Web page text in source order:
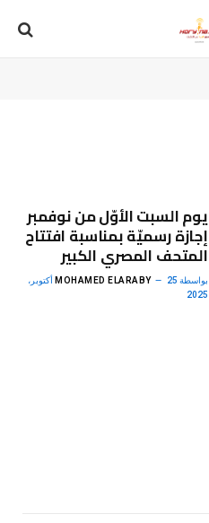
يوم السبت الأوّل من نوفمبر
إجازة رسميّة بمناسبة افتتاح
المتحف المصري الكبير
بواسطة MOHAMED ELARABY 25 أكتوبر،
2025